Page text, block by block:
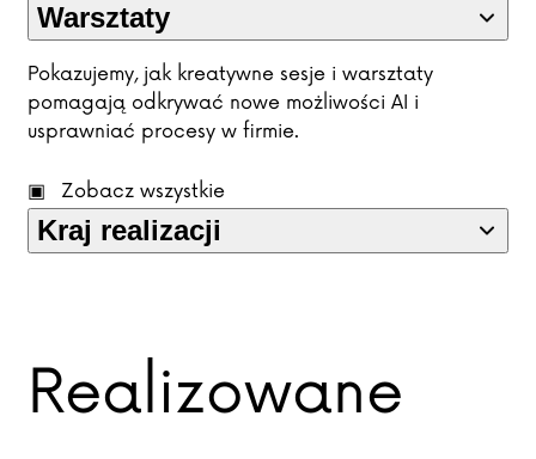
Warsztaty
Pokazujemy, jak kreatywne sesje i warsztaty
pomagają odkrywać nowe możliwości AI i
usprawniać procesy w firmie.
Zobacz wszystkie
Kraj realizacji
Realizowane